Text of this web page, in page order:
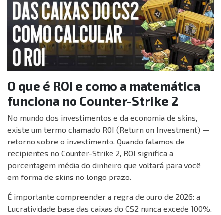
O que é ROI e como a matemática
funciona no Counter-Strike 2
No mundo dos investimentos e da economia de skins,
existe um termo chamado ROI (Return on Investment) —
retorno sobre o investimento. Quando falamos de
recipientes no Counter-Strike 2, ROI significa a
porcentagem média do dinheiro que voltará para você
em forma de skins no longo prazo.
É importante compreender a regra de ouro de 2026: a
Lucratividade base das caixas do CS2 nunca excede 100%.